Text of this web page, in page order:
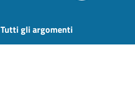
Tutti gli argomenti